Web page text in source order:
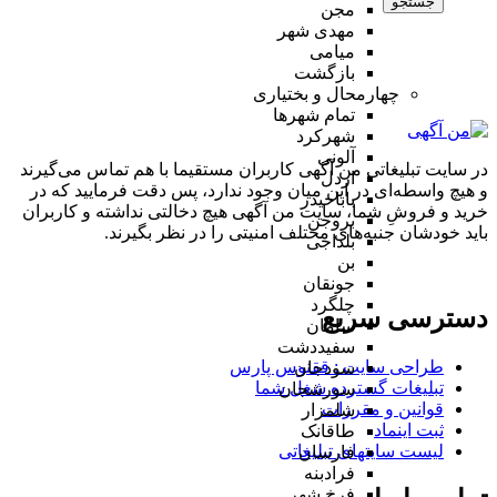
مجن
مهدی شهر
میامی
بازگشت
چهارمحال و بختیاری
تمام شهر‌ها
شهرکرد
آلونی
اردل
باباحیدر
بروجن
بلداجی
بن
جونقان
چلگرد
سامان
سفیددشت
سودجان
سورشجان
شلمزار
طاقانک
فارسان
فرادبنه
در سایت تبلیغاتی من آگهی کاربران مستقیما با هم تماس می‌گیرند
و هیچ واسطه‌ای در این میان وجود ندارد، پس دقت فرمایید که در
خرید و فروشِ شما، سایت من آگهی هیچ دخالتی نداشته و کاربران
باید خودشان جنبه‌های مختلف امنیتی را در نظر بگیرند.
دسترسی سریع
طراحی سایت :‌ ققنوس پارس
تبلیغات گسترده شغل شما
قوانین و مقررات
ثبت اینماد
لیست سایتهای تبلیغاتی